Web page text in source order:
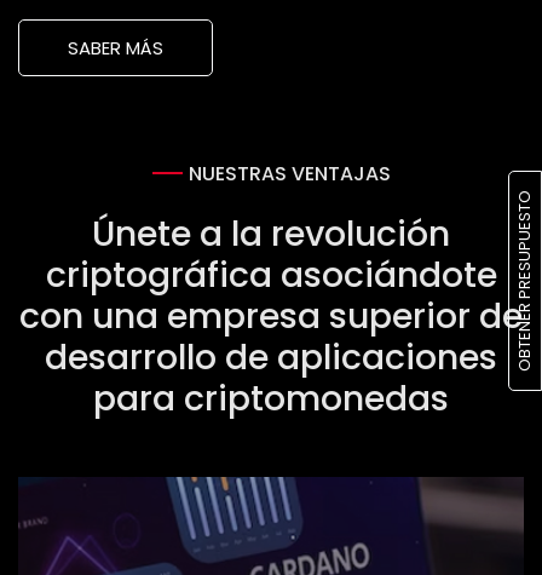
SABER MÁS
NUESTRAS VENTAJAS
Únete a la revolución
criptográfica asociándote
con una empresa superior de
desarrollo de aplicaciones
para criptomonedas
OBTENER PRESUPUESTO